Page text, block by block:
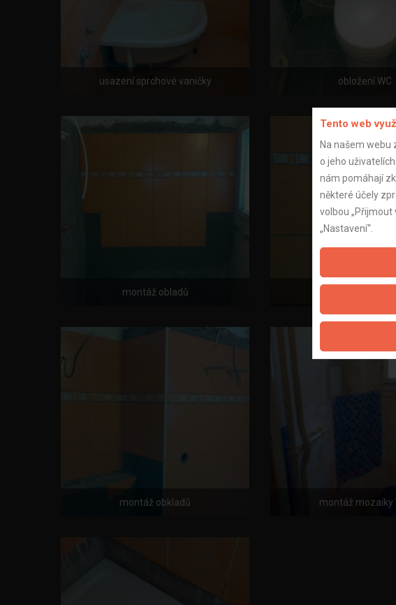
usazení sprchové vaničky obložení WC
montáž obladů
montáž obkladů montáž mozaiky
Tento web
Na našem webu
o jeho
nám pomáhají
některé účely
volbou „Přijmout
„Nastavení“.